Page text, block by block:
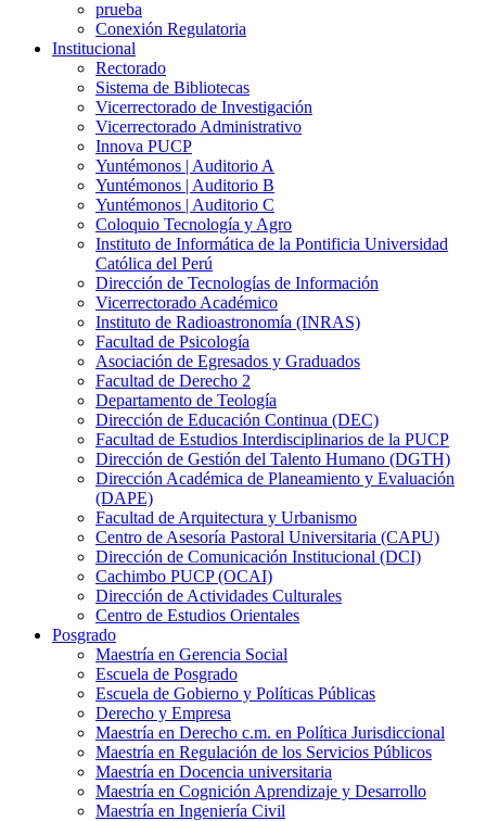
prueba
Conexión Regulatoria
Institucional
Rectorado
Sistema de Bibliotecas
Vicerrectorado de Investigación
Vicerrectorado Administrativo
Innova PUCP
Yuntémonos | Auditorio A
Yuntémonos | Auditorio B
Yuntémonos | Auditorio C
Coloquio Tecnología y Agro
Instituto de Informática de la Pontificia Universidad
Católica del Perú
Dirección de Tecnologías de Información
Vicerrectorado Académico
Instituto de Radioastronomía (INRAS)
Facultad de Psicología
Asociación de Egresados y Graduados
Facultad de Derecho 2
Departamento de Teología
Dirección de Educación Continua (DEC)
Facultad de Estudios Interdisciplinarios de la PUCP
Dirección de Gestión del Talento Humano (DGTH)
Dirección Académica de Planeamiento y Evaluación
(DAPE)
Facultad de Arquitectura y Urbanismo
Centro de Asesoría Pastoral Universitaria (CAPU)
Dirección de Comunicación Institucional (DCI)
Cachimbo PUCP (OCAI)
Dirección de Actividades Culturales
Centro de Estudios Orientales
Posgrado
Maestría en Gerencia Social
Escuela de Posgrado
Escuela de Gobierno y Políticas Públicas
Derecho y Empresa
Maestría en Derecho c.m. en Política Jurisdiccional
Maestría en Regulación de los Servicios Públicos
Maestría en Docencia universitaria
Maestría en Cognición Aprendizaje y Desarrollo
Maestría en Ingeniería Civil